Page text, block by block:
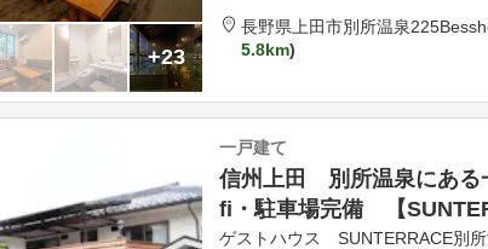
+23
長野県 上田市別所温泉225
5.8km
一戸建て
信州上田 別所温泉にあ
fi・駐車場完備 【
ゲストハウス SUNTERRACE別